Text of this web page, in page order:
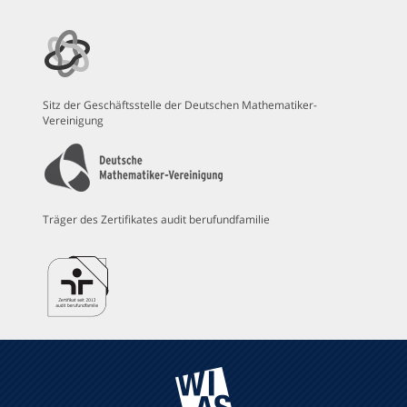
Sitz der Geschäftsstelle der Deutschen Mathematiker-
Vereinigung
Träger des Zertifikates audit berufundfamilie